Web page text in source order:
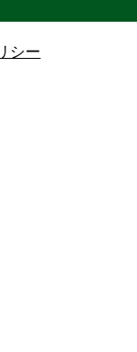
シー